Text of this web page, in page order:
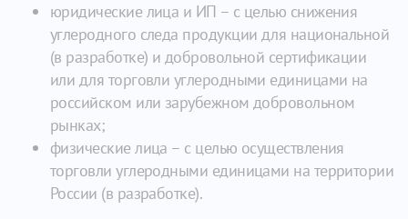
юридические лица и ИП – с целью снижения
углеродного следа продукции для национальной
(в разработке) и добровольной сертификации
или для торговли углеродными единицами на
российском или зарубежном добровольном
рынках;
физические лица – с целью осуществления
торговли углеродными единицами на территории
России (в разработке).